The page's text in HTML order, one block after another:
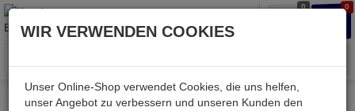
0 0
Menü
WIR VERWENDEN COOKIES
Unser Online-Shop verwendet Cookies, die uns helfen,
unser Angebot zu verbessern und unseren Kunden den